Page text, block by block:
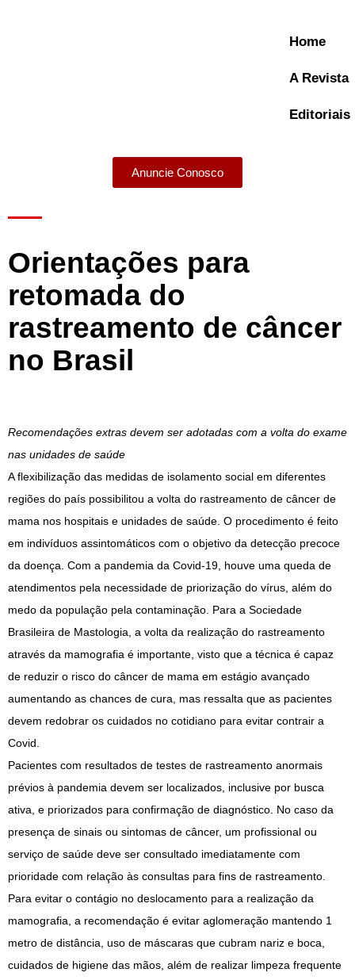
Home
A Revista
Editoriais
Anuncie Conosco
Orientações para
retomada do
rastreamento de câncer
no Brasil
Recomendações extras devem ser adotadas com a volta do exame
nas unidades de saúde
A flexibilização das medidas de isolamento social em diferentes
regiões do país possibilitou a volta do rastreamento de câncer de
mama nos hospitais e unidades de saúde. O procedimento é feito
em indivíduos assintomáticos com o objetivo da detecção precoce
da doença. Com a pandemia da Covid-19, houve uma queda de
atendimentos pela necessidade de priorização do vírus, além do
medo da população pela contaminação. Para a Sociedade
Brasileira de Mastologia, a volta da realização do rastreamento
através da mamografia é importante, visto que a técnica é capaz
de reduzir o risco do câncer de mama em estágio avançado
aumentando as chances de cura, mas ressalta que as pacientes
devem redobrar os cuidados no cotidiano para evitar contrair a
Covid.
Pacientes com resultados de testes de rastreamento anormais
prévios à pandemia devem ser localizados, inclusive por busca
ativa, e priorizados para confirmação de diagnóstico. No caso da
presença de sinais ou sintomas de câncer, um profissional ou
serviço de saúde deve ser consultado imediatamente com
prioridade com relação às consultas para fins de rastreamento.
Para evitar o contágio no deslocamento para a realização da
mamografia, a recomendação é evitar aglomeração mantendo 1
metro de distância, uso de máscaras que cubram nariz e boca,
cuidados de higiene das mãos, além de realizar limpeza frequente